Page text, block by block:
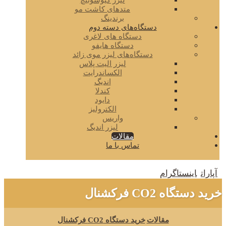
متدهای کاشت مو
برندینگ
دستگاه‌های دسته دوم
دستگاه های لاغری
دستگاه هایفو
دستگاه‌های لیزر موی زائد
لیزر الیت پلاس
الکساندرایت
اندیگ
کندلا
دایود
الکترولیز
واریس
لیزر اندیگ
مقالات
تماس با ما
آپارات اینستاگرام
خرید دستگاه CO2 فرکشنال
مقالات خرید دستگاه CO2 فرکشنال